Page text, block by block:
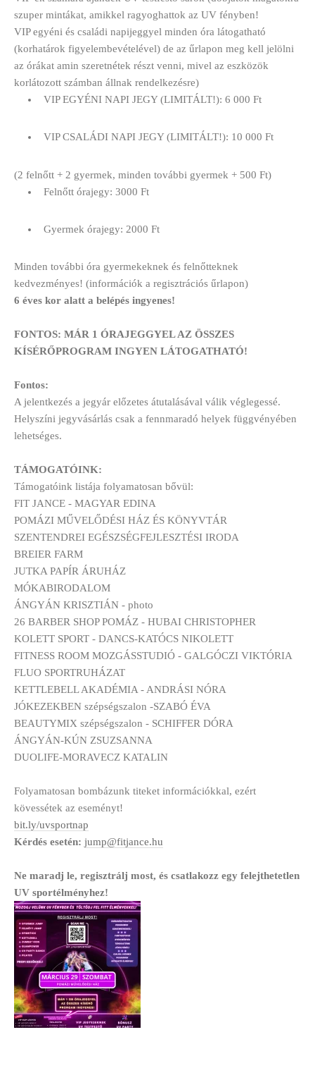
szuper mintákat, amikkel ragyoghattok az UV fényben!
VIP egyéni és családi napijeggyel minden óra látogatható
(korhatárok figyelembevételével) de az űrlapon meg kell jelölni
az órákat amin szeretnétek részt venni, mivel az eszközök
korlátozott számban állnak rendelkezésre)
VIP EGYÉNI NAPI JEGY (LIMITÁLT!): 6 000 Ft
VIP CSALÁDI NAPI JEGY (LIMITÁLT!): 10 000 Ft
(2 felnőtt + 2 gyermek, minden további gyermek + 500 Ft)
Felnőtt órajegy: 3000 Ft
Gyermek órajegy: 2000 Ft
Minden további óra gyermekeknek és felnőtteknek
kedvezményes! (információk a regisztrációs űrlapon)
6 éves kor alatt a belépés ingyenes!
FONTOS: MÁR 1 ÓRAJEGGYEL AZ ÖSSZES
KÍSÉRŐPROGRAM INGYEN LÁTOGATHATÓ!
Fontos:
A jelentkezés a jegyár előzetes átutalásával válik véglegessé.
Helyszíni jegyvásárlás csak a fennmaradó helyek függvényében
lehetséges.
TÁMOGATÓINK:
Támogatóink listája folyamatosan bővül:
FIT JANCE - MAGYAR EDINA
POMÁZI MŰVELŐDÉSI HÁZ ÉS KÖNYVTÁR
SZENTENDREI EGÉSZSÉGFEJLESZTÉSI IRODA
BREIER FARM
JUTKA PAPÍR ÁRUHÁZ
MÓKABIRODALOM
ÁNGYÁN KRISZTIÁN - photo
26 BARBER SHOP POMÁZ - HUBAI CHRISTOPHER
KOLETT SPORT - DANCS-KATÓCS NIKOLETT
FITNESS ROOM MOZGÁSSTUDIÓ - GALGÓCZI VIKTÓRIA
FLUO SPORTRUHÁZAT
KETTLEBELL AKADÉMIA - ANDRÁSI NÓRA
JÓKEZEKBEN szépségszalon -SZABÓ ÉVA
BEAUTYMIX szépségszalon - SCHIFFER DÓRA
ÁNGYÁN-KÚN ZSUZSANNA
DUOLIFE-MORAVECZ KATALIN
Folyamatosan bombázunk titeket információkkal, ezért
kövessétek az eseményt!
bit.ly/uvsportnap
Kérdés esetén: jump@fitjance.hu
Ne maradj le, regisztrálj most, és csatlakozz egy felejthetetlen
UV sportélményhez!